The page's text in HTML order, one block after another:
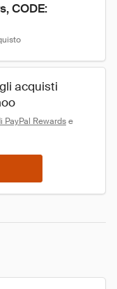
CODE:
acquisti
PayPal Rewards e